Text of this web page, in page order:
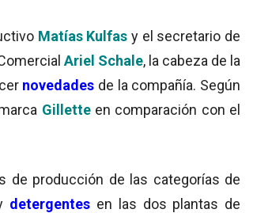
Matías Kulfas y el secretario de
Ariel Schale, la cabeza de la
novedades de la compañía. Según
Gilletteen comparación con el
de producción de las categorías de
detergentes en las dos plantas de